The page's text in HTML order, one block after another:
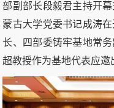
部副部长段毅君主持开
蒙古大学党委书记成涛
长、四部委铸牢基地常
超教授作为基地代表应邀